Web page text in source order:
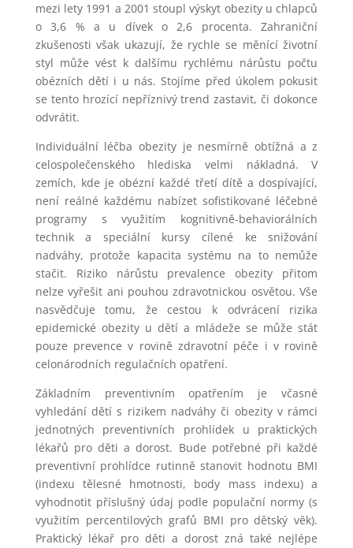
mezi lety 1991 a 2001 stoupl výskyt obezity u chlapců
o 3,6 % a u dívek o 2,6 procenta. Zahraniční
zkušenosti však ukazují, že rychle se měnící životní
styl může vést k dalšímu rychlému nárůstu počtu
obézních dětí i u nás. Stojíme před úkolem pokusit
se tento hrozící nepříznivý trend zastavit, či dokonce
odvrátit.
Individuální léčba obezity je nesmírně obtížná a z
celospolečenského hlediska velmi nákladná. V
zemích, kde je obézní každé třetí dítě a dospívající,
není reálné každému nabízet sofistikované léčebné
programy s využitím kognitivně-behaviorálních
technik a speciální kursy cílené ke snižování
nadváhy, protože kapacita systému na to nemůže
stačit. Riziko nárůstu prevalence obezity přitom
nelze vyřešit ani pouhou zdravotnickou osvětou. Vše
nasvědčuje tomu, že cestou k odvrácení rizika
epidemické obezity u dětí a mládeže se může stát
pouze prevence v rovině zdravotní péče i v rovině
celonárodních regulačních opatření.
Základním preventivním opatřením je včasné
vyhledání dětí s rizikem nadváhy či obezity v rámci
jednotných preventivních prohlídek u praktických
lékařů pro děti a dorost. Bude potřebné při každé
preventivní prohlídce rutinně stanovit hodnotu BMI
(indexu tělesné hmotnosti, body mass indexu) a
vyhodnotit příslušný údaj podle populační normy (s
využitím percentilových grafů BMI pro dětský věk).
Praktický lékař pro děti a dorost zná také nejlépe